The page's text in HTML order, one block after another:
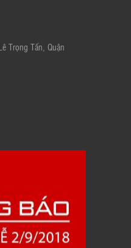
Trọng Tấn, Quận